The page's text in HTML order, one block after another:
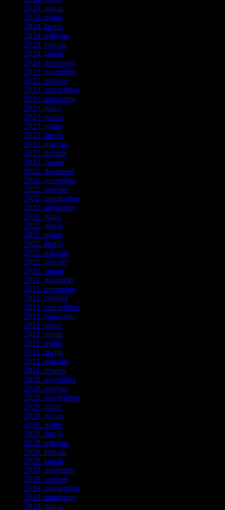
2024. június
2024. május
2024. április
2024. március
2024. február(9)
2024. január(3)
2023. december(1)
2023. november(1)
2023. október(5)
2023. szeptember(3)
2023. augusztus
2023. július
2023. június
2023. május
2023. április
2023. március
2023. február(4)
2023. január(1)
2022. december(2)
2022. november(4)
2022. október(8)
2022. szeptember(9)
2022. augusztus
2022. július
2022. június
2022. május
2022. április
2022. március
2022. február(4)
2022. január(3)
2021. december(2)
2021. november(5)
2021. október(8)
2021. szeptember(4)
2021. augusztus
2021. július
2021. június
2021. május
2021. április
2021. március
2021. február(4)
2020. november(4)
2020. október(4)
2020. szeptember(1)
2020. július
2020. június
2020. május
2020. április
2020. március
2020. február(6)
2020. január(1)
2019. december(4)
2019. október(3)
2019. szeptember(2)
2019. augusztus
2019. június